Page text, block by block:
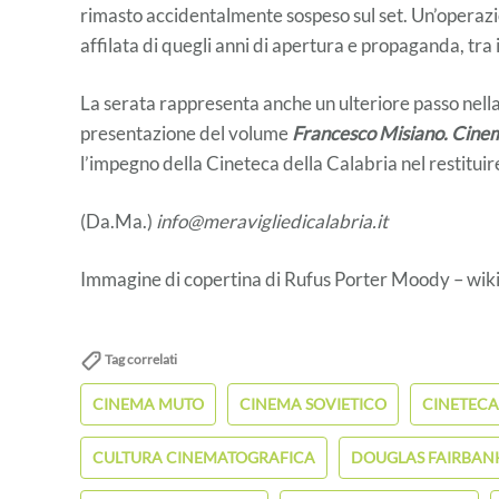
rimasto accidentalmente sospeso sul set.
affilata di quegli anni di apertura e propaganda,
La serata rappresenta anche un ulteriore passo
presentazione del volumeFrancesco Misiano.
l’impegno della Cineteca della Calabria nel
(Da.Ma.) info@meravigliedicalabria.it
Immagine di copertina di Rufus Porter Moody –
Tag correlati
CINEMA MUTO CINEMA SOVIETICO
CULTURA CINEMATOGRAFICA DOUGLAS